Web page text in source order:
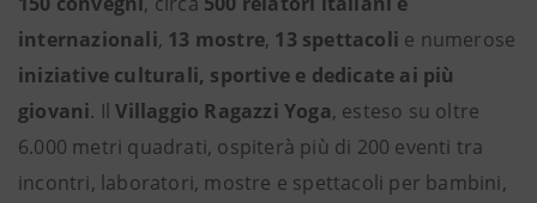
internazionali, 13 mostre, 13 spettacoli e numerose
iniziative culturali, sportive e dedicate ai più
giovani. IlVillaggio Ragazzi Yoga, esteso su oltre
6.000 metri quadrati, ospiterà più di 200 eventi tra
incontri, laboratori, mostre e spettacoli per bambini,